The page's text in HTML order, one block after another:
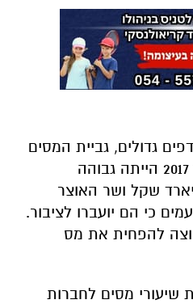
גדולים, גביית המסים
בחודשים ינואר-פברואר 2017 הייתה גבוהה
- כ-51.8 מיליארד שקל ושר האוצר
כי הם יועברו לציבור.
להפחית את מס
שיעורי מסים לחברות